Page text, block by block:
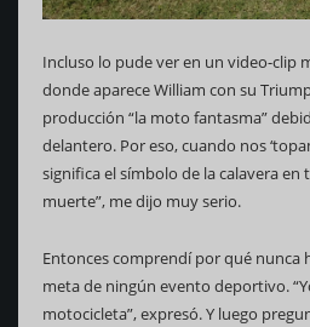
Incluso lo pude ver en un video-clip
donde aparece William con su
producción “la moto fantasma”
delantero. Por eso, cuando nos
significa el símbolo de la calavera en
muerte”, me dijo muy serio.
Entonces comprendí por qué nunca
meta de ningún evento deportivo.
motocicleta”, expresó. Y luego